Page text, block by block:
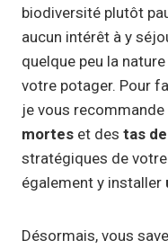
biodiversité plutôt
aucun intérêt à y
quelque peu la
votre potager. Pour
je vous
mortes et des tas
stratégiques de
également y installer
Désormais, vous